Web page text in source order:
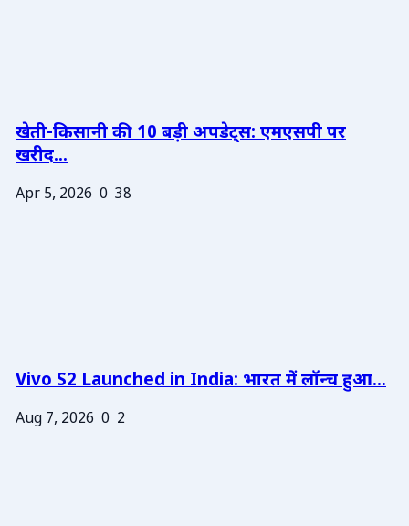
खेती-किसानी की 10 बड़ी अपडेट्स: एमएसपी पर
खरीद...
Apr 5, 2026 0 38
Vivo S2 Launched in India: भारत में लॉन्च हुआ...
Aug 7, 2026 0 2